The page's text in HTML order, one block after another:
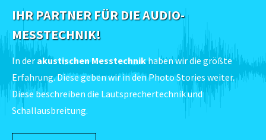
IHR PARTNER FÜR DIE AUDIO-
MESSTECHNIK!
In der akustischen Messtechnikhaben wir die größte
Erfahrung. Diese geben wir in den Photo Stories weiter.
Diese beschreiben die Lautsprechertechnik und
Schallausbreitung.